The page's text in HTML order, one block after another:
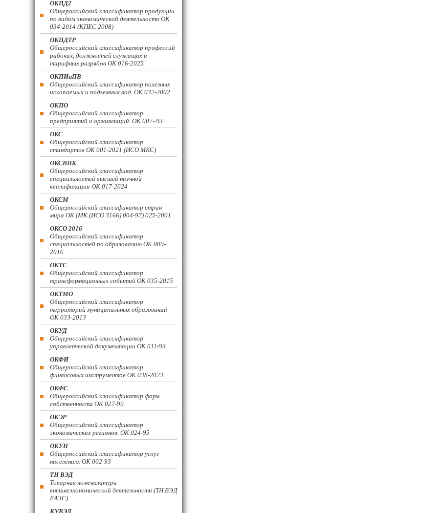
ОКПД2
Общероссийский классификатор продукции
по видам экономической деятельности ОК
034-2014 (КПЕС 2008)
ОКПДТР
Общероссийский классификатор профессий
рабочих, должностей служащих и
тарифных разрядов ОК 016-2025
ОКПИиПВ
Общероссийский классификатор полезных
ископаемых и подземных вод. ОК 032-2002
ОКПО
Общероссийский классификатор
предприятий и организаций. ОК 007–93
ОКС
Общероссийский классификатор
стандартов ОК 001-2021 (ИСО МКС)
ОКСВНК
Общероссийский классификатор
специальностей высшей научной
квалификации ОК 017-2024
ОКСМ
Общероссийский классификатор стран
мира ОК (МК (ИСО 3166) 004-97) 025-2001
ОКСО 2016
Общероссийский классификатор
специальностей по образованию ОК 009-
2016
ОКТС
Общероссийский классификатор
трансформационных событий ОК 035-2015
ОКТМО
Общероссийский классификатор
территорий муниципальных образований
ОК 033-2013
ОКУД
Общероссийский классификатор
управленческой документации ОК 011-93
ОКФИ
Общероссийский классификатор
финансовых инструментов OK 038-2023
ОКФС
Общероссийский классификатор форм
собственности ОК 027-99
ОКЭР
Общероссийский классификатор
экономических регионов. ОК 024-95
ОКУН
Общероссийский классификатор услуг
населению. ОК 002-93
ТН ВЭД
Товарная номенклатура
внешнеэкономической деятельности (ТН ВЭД
ЕАЭС)
КУВЭД